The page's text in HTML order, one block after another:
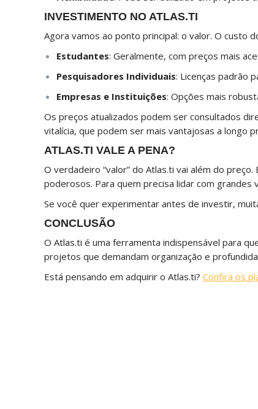
INVESTIMENTO NO ATLAS.TI
Agora vamos ao ponto principal: o valor. O custo
Estudantes: Geralmente, com preços mais
Pesquisadores Individuais: Licenças padrão
Empresas e Instituições: Opções mais
Os preços atualizados podem ser consultados
vitalícia, que podem ser mais vantajosas a longo
ATLAS.TI VALE A PENA?
O verdadeiro “valor” do Atlas.ti vai além do
poderosos. Para quem precisa lidar com
Se você quer experimentar antes de investir,
CONCLUSÃO
O Atlas.ti é uma ferramenta indispensável para
projetos que demandam organização e
Está pensando em adquirir o Atlas.ti? Confira os